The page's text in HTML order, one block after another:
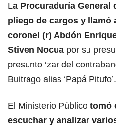
La Procuraduría General
pliego de cargos y
coronel (r) Abdón
Stiven Nocua por su
presunto ‘zar del
Buitrago alias ‘Papá Pitufo’.
El Ministerio Público tomó
escuchar y analizar